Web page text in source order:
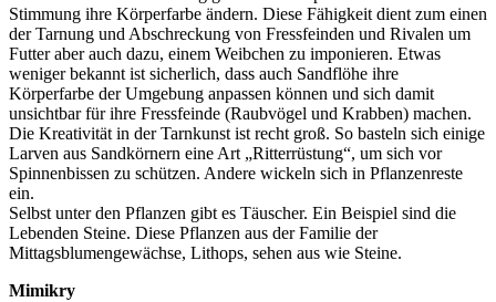
Stimmung ihre Körperfarbe ändern. Diese Fähigkeit dient zum einen
der Tarnung und Abschreckung von Fressfeinden und Rivalen um
Futter aber auch dazu, einem Weibchen zu imponieren. Etwas
weniger bekannt ist sicherlich, dass auch Sandflöhe ihre
Körperfarbe der Umgebung anpassen können und sich damit
unsichtbar für ihre Fressfeinde (Raubvögel und Krabben) machen.
Die Kreativität in der Tarnkunst ist recht groß. So basteln sich einige
Larven aus Sandkörnern eine Art „Ritterrüstung“, um sich vor
Spinnenbissen zu schützen. Andere wickeln sich in Pflanzenreste
ein.
Selbst unter den Pflanzen gibt es Täuscher. Ein Beispiel sind die
Lebenden Steine. Diese Pflanzen aus der Familie der
Mittagsblumengewächse, Lithops, sehen aus wie Steine.
Mimikry